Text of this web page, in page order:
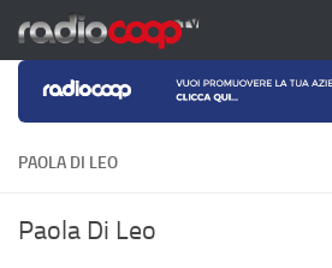
Salta al contenuto
PAOLA DI LEO
Paola Di Leo